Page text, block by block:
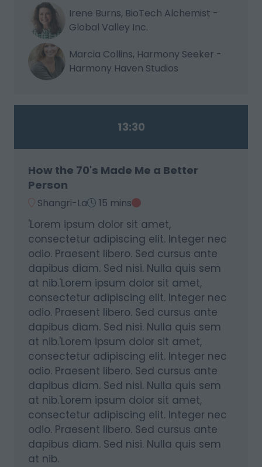
Irene Burns, BioTech Alchemist -
Global Valley Inc.
Marcia Collins, Harmony Seeker -
Harmony Haven Studios
13:30
How the 70's Made Me a Better
Person
Shangri-La 15 mins
'Lorem ipsum dolor sit amet,
consectetur adipiscing elit. Integer nec
odio. Praesent libero. Sed cursus ante
dapibus diam. Sed nisi. Nulla quis sem
at nib.'Lorem ipsum dolor sit amet,
consectetur adipiscing elit. Integer nec
odio. Praesent libero. Sed cursus ante
dapibus diam. Sed nisi. Nulla quis sem
at nib.'Lorem ipsum dolor sit amet,
consectetur adipiscing elit. Integer nec
odio. Praesent libero. Sed cursus ante
dapibus diam. Sed nisi. Nulla quis sem
at nib.'Lorem ipsum dolor sit amet,
consectetur adipiscing elit. Integer nec
odio. Praesent libero. Sed cursus ante
dapibus diam. Sed nisi. Nulla quis sem
at nib.